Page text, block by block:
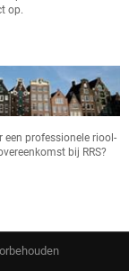
op.
een professionele riool-
bij RRS?